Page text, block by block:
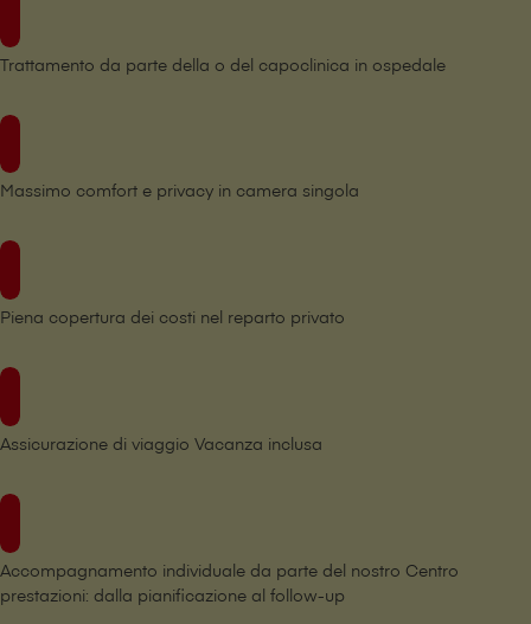
Trattamento da parte della o del capoclinica in ospedale
Massimo comfort e privacy in camera singola
Piena copertura dei costi nel reparto privato
Assicurazione di viaggio Vacanza inclusa
Accompagnamento individuale da parte del nostro Centro
prestazioni: dalla pianificazione al follow-up